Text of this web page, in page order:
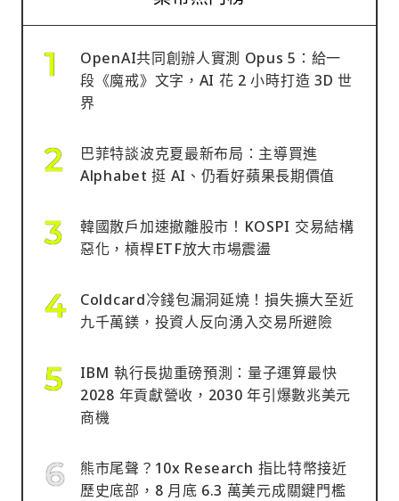
OpenAI共同創辦人實測 Opus 5：給一
段《魔戒》文字，AI 花 2 小時打造 3D 世
界
巴菲特談波克夏最新布局：主導買進
Alphabet 挺 AI、仍看好蘋果長期價值
韓國散戶加速撤離股市！KOSPI 交易結構
惡化，槓桿ETF放大市場震盪
Coldcard冷錢包漏洞延燒！損失擴大至近
九千萬鎂，投資人反向湧入交易所避險
IBM 執行長拋重磅預測：量子運算最快
2028 年貢獻營收，2030 年引爆數兆美元
商機
熊市尾聲？10x Research 指比特幣接近
歷史底部，8 月底 6.3 萬美元成關鍵門檻